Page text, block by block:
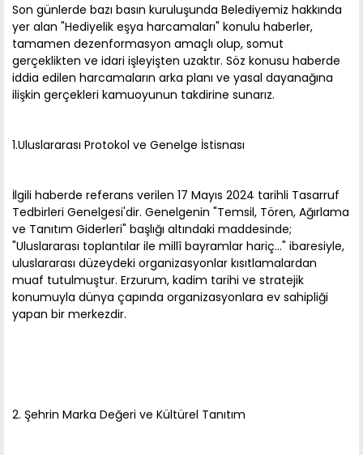
Son günlerde bazı basın kuruluşunda Belediyemiz hakkında
yer alan "Hediyelik eşya harcamaları" konulu haberler,
tamamen dezenformasyon amaçlı olup, somut
gerçeklikten ve idari işleyişten uzaktır. Söz konusu haberde
iddia edilen harcamaların arka planı ve yasal dayanağına
ilişkin gerçekleri kamuoyunun takdirine sunarız.
1.Uluslararası Protokol ve Genelge İstisnası
İlgili haberde referans verilen 17 Mayıs 2024 tarihli Tasarruf
Tedbirleri Genelgesi'dir. Genelgenin "Temsil, Tören, Ağırlama
ve Tanıtım Giderleri" başlığı altındaki maddesinde;
"Uluslararası toplantılar ile millî bayramlar hariç..." ibaresiyle,
uluslararası düzeydeki organizasyonlar kısıtlamalardan
muaf tutulmuştur. Erzurum, kadim tarihi ve stratejik
konumuyla dünya çapında organizasyonlara ev sahipliği
yapan bir merkezdir.
2. Şehrin Marka Değeri ve Kültürel Tanıtım